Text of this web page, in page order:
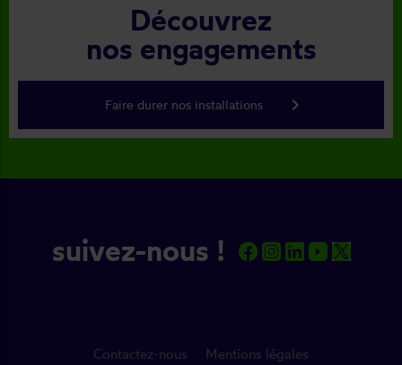
Découvrez
nos engagements
Faire durer nos installations keyboard_arrow_right
suivez-nous !
Contactez-nous Mentions légales